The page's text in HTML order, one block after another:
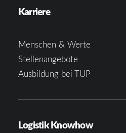
Karriere
Menschen & Werte
Stellenangebote
Ausbildung bei TUP
Logistik Knowhow